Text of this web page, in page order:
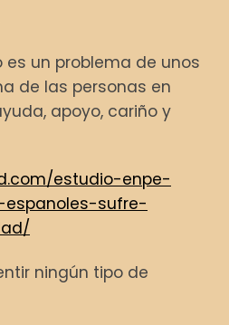
es un problema de unos
de las personas en
apoyo, cariño y
estudio-enpe-
sufre-
ningún tipo de